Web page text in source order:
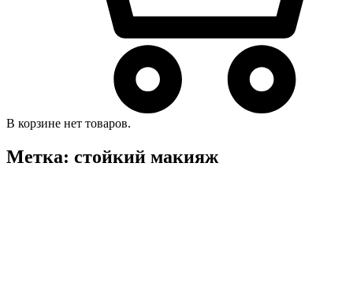
В корзине нет товаров.
Метка: стойкий макияж